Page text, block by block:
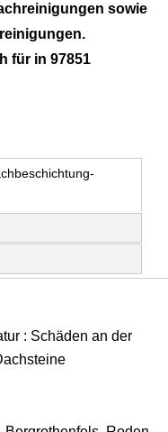
sowie
für in 97851